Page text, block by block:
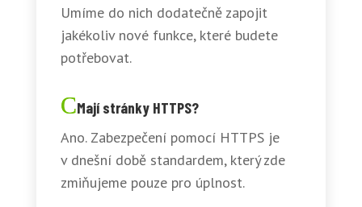
Umíme do nich dodatečně zapojit
jakékoliv nové funkce, které budete
potřebovat.
Mají stránky HTTPS?
Ano. Zabezpečení pomocí HTTPS je
v dnešní době standardem, který zde
zmiňujeme pouze pro úplnost.